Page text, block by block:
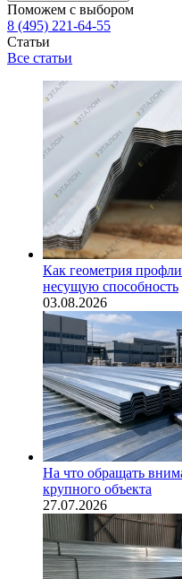
Поможем с выбором
8 (495) 221-64-55
Статьи
Все статьи
Как геометрия
несущую способность
03.08.2026
На что обращать
крупного объекта
27.07.2026